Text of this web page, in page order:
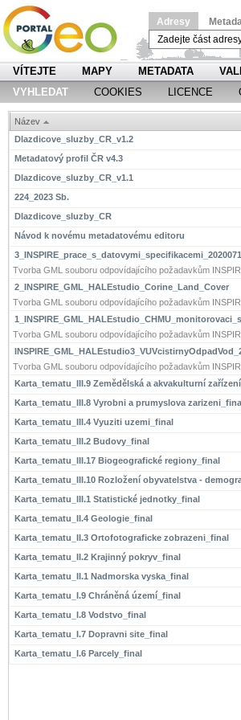
Adresy
VÍTEJTE MAPY METADATA
VYHLEDAT
COOKIES LICENCE
Název
Dlazdicove_sluzby_CR_v1.2
Metadatový profil ČR v4.3
Dlazdicove_sluzby_CR_v1.1
224_2023 Sb.
Dlazdicove_sluzby_CR
Návod k novému metadatovému editoru
Tvorba GML souboru odpovídajícího požadavkům
2_INSPIRE_GML_HALEstudio_Corine_Land_Cover
Tvorba GML souboru odpovídajícího požadavkům
Tvorba GML souboru odpovídajícího požadavkům
Tvorba GML souboru odpovídajícího požadavkům
Karta_tematu_III.9 Zemědělská a akvakulturní
Karta_tematu_III.8 Vyrobni a prumyslova
Karta_tematu_III.4 Vyuziti uzemi_final
Karta_tematu_III.2 Budovy_final
Karta_tematu_III.17 Biogeografické regiony_final
Karta_tematu_III.10 Rozložení obyvatelstva -
Karta_tematu_III.1 Statistické jednotky_final
Karta_tematu_II.4 Geologie_final
Karta_tematu_II.3 Ortofotograficke zobrazeni_final
Karta_tematu_II.2 Krajinný pokryv_final
Karta_tematu_II.1 Nadmorska vyska_final
Karta_tematu_I.9 Chráněná území_final
Karta_tematu_I.8 Vodstvo_final
Karta_tematu_I.7 Dopravni site_final
Karta_tematu_I.6 Parcely_final